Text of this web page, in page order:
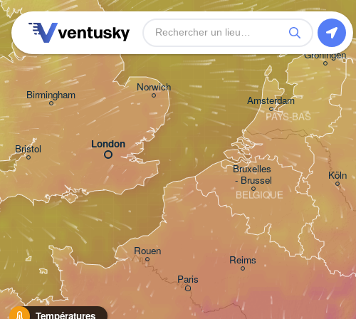
Températures
London
Birmingham
Leeds
Bristol
Köln
Bruxelles
- Brussel
Amsterdam
Groningen
Norwich
Reims
Rouen
PAYS-BAS
BELGIQUE
Paris